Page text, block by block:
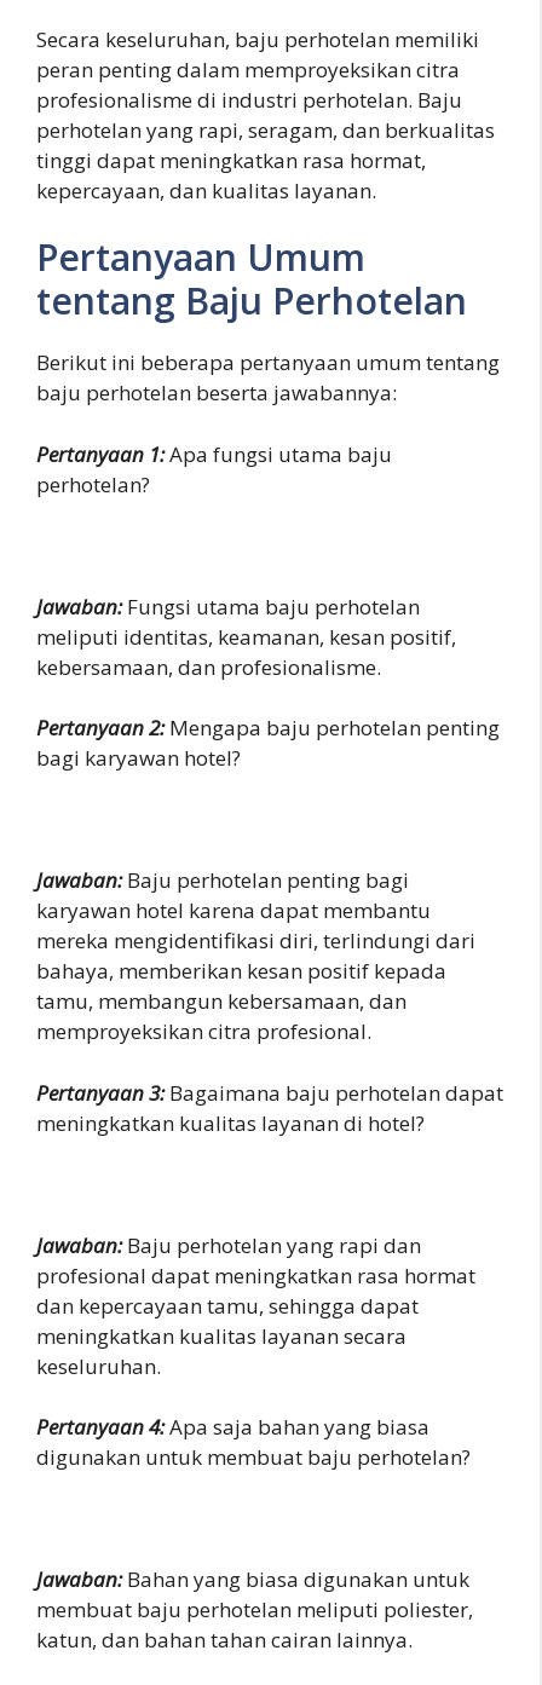
Secara keseluruhan, baju perhotelan memiliki
peran penting dalam memproyeksikan citra
profesionalisme di industri perhotelan. Baju
perhotelan yang rapi, seragam, dan berkualitas
tinggi dapat meningkatkan rasa hormat,
kepercayaan, dan kualitas layanan.
Pertanyaan Umum
tentang Baju Perhotelan
Berikut ini beberapa pertanyaan umum tentang
baju perhotelan beserta jawabannya:
Pertanyaan 1:Apa fungsi utama baju
perhotelan?
Jawaban:Fungsi utama baju perhotelan
meliputi identitas, keamanan, kesan positif,
kebersamaan, dan profesionalisme.
Pertanyaan 2:Mengapa baju perhotelan penting
bagi karyawan hotel?
Jawaban:Baju perhotelan penting bagi
karyawan hotel karena dapat membantu
mereka mengidentifikasi diri, terlindungi dari
bahaya, memberikan kesan positif kepada
tamu, membangun kebersamaan, dan
memproyeksikan citra profesional.
Pertanyaan 3:Bagaimana baju perhotelan dapat
meningkatkan kualitas layanan di hotel?
Jawaban:Baju perhotelan yang rapi dan
profesional dapat meningkatkan rasa hormat
dan kepercayaan tamu, sehingga dapat
meningkatkan kualitas layanan secara
keseluruhan.
Pertanyaan 4:Apa saja bahan yang biasa
digunakan untuk membuat baju perhotelan?
Jawaban:Bahan yang biasa digunakan untuk
membuat baju perhotelan meliputi poliester,
katun, dan bahan tahan cairan lainnya.